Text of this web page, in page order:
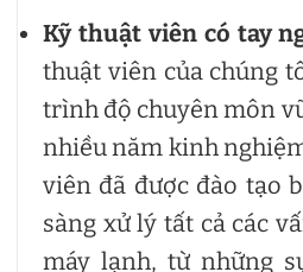
Kỹ thuật viên có tay
thuật viên của chúng
trình độ chuyên môn
nhiều năm kinh
viên đã được đào tạo
sàng xử lý tất cả các
máy lạnh, từ những